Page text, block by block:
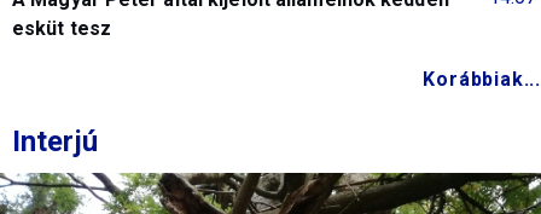
esküt tesz
Korábbiak...
Interjú